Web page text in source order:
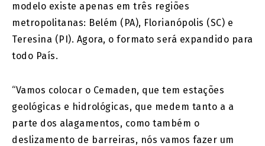
modelo existe apenas em três regiões
metropolitanas: Belém (PA), Florianópolis (SC) e
Teresina (PI). Agora, o formato será expandido para
todo País.
“Vamos colocar o Cemaden, que tem estações
geológicas e hidrológicas, que medem tanto a a
parte dos alagamentos, como também o
deslizamento de barreiras, nós vamos fazer um